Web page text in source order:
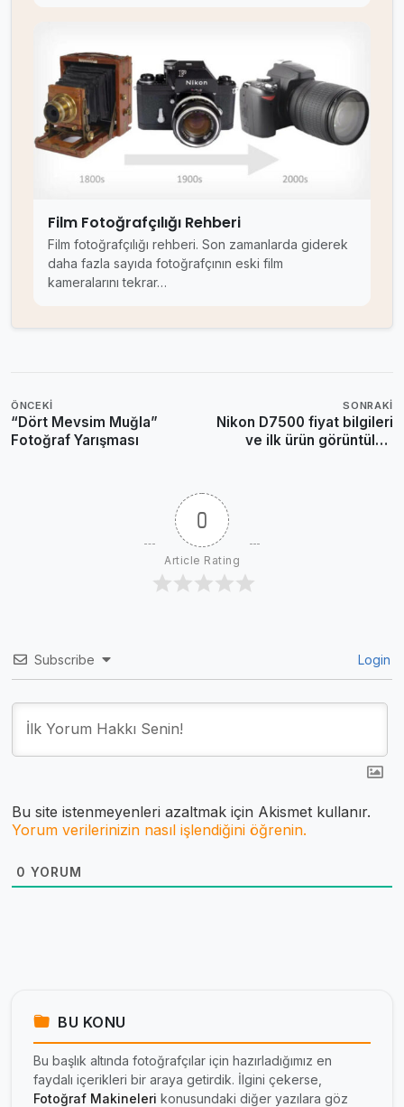
Film Fotoğrafçılığı Rehberi
Film fotoğrafçılığı rehberi. Son zamanlarda giderek
daha fazla sayıda fotoğrafçının eski film
kameralarını tekrar…
ÖNCEKI
“Dört Mevsim Muğla”
Fotoğraf Yarışması
SONRAKI
Nikon D7500 fiyat bilgileri
ve ilk ürün görüntüleri
0
Article Rating
Subscribe Login
Bu site istenmeyenleri azaltmak için Akismet kullanır.
Yorum verilerinizin nasıl işlendiğini öğrenin.
0 YORUM
BU KONU
Bu başlık altında fotoğrafçılar için hazırladığımız en
faydalı içerikleri bir araya getirdik. İlgini çekerse,
Fotoğraf Makineleri konusundaki diğer yazılara göz